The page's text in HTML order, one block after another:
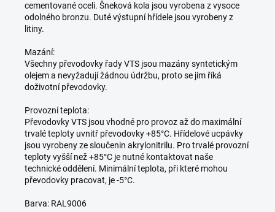
cementované oceli. Šneková kola jsou vyrobena z vysoce
odolného bronzu. Duté výstupní hřídele jsou vyrobeny z
litiny.
Mazání:
Všechny převodovky řady VTS jsou mazány syntetickým
olejem a nevyžadují žádnou údržbu, proto se jim říká
doživotní převodovky.
Provozní teplota:
Převodovky VTS jsou vhodné pro provoz až do maximální
trvalé teploty uvnitř převodovky +85°C. Hřídelové ucpávky
jsou vyrobeny ze sloučenin akrylonitrilu. Pro trvalé provozní
teploty vyšší než +85°C je nutné kontaktovat naše
technické oddělení. Minimální teplota, při které mohou
převodovky pracovat, je -5°C.
Barva: RAL9006